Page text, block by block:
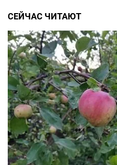
СЕЙЧАС ЧИТАЮТ